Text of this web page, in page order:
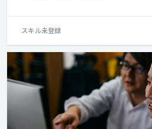
スキル未登録